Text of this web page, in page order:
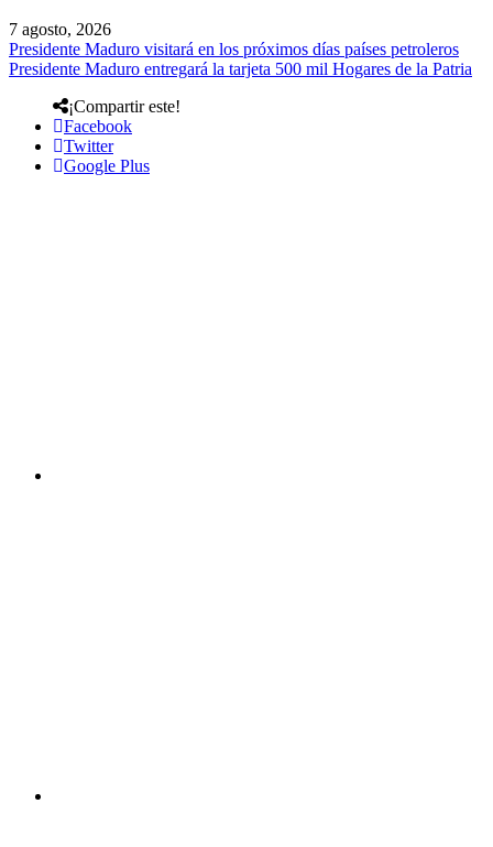
7 agosto, 2026
Presidente Maduro visitará en los próximos días países petroleros
Presidente Maduro entregará la tarjeta 500 mil Hogares de la Patria
¡Compartir este!
Facebook
Twitter
Google Plus